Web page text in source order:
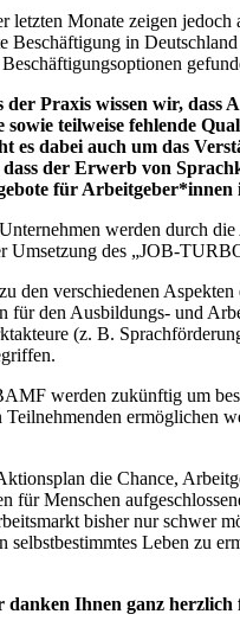
letzten Monate zeigen
Beschäftigung in
Praxis wissen wir, dass
sowie teilweise fehlende
es dabei auch um das
der Erwerb von
für Arbeitgeber*innen
Unternehmen werden durch
Umsetzung des „JOB-
den verschiedenen
für den Ausbildungs- und
(z. B.
werden zukünftig um
Teilnehmenden ermöglichen
die Chance,
für Menschen
bisher nur schwer
selbstbestimmtes Leben zu
Ihnen ganz herzlich